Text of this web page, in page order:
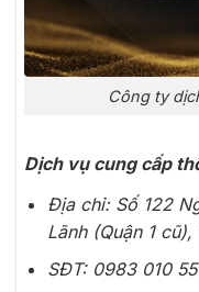
Công ty
Dịch vụ cung cấp
Địa chỉ: Số 122
Lãnh (Quận 1 cũ),
SĐT: 0983 010